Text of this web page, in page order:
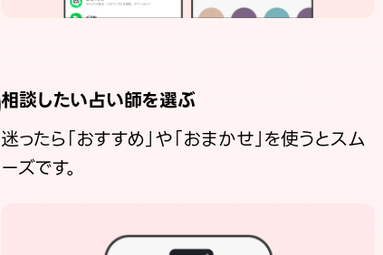
相談したい占い師を選ぶ
迷ったら「おすすめ」や「おまかせ」を使うとスム
ーズです。